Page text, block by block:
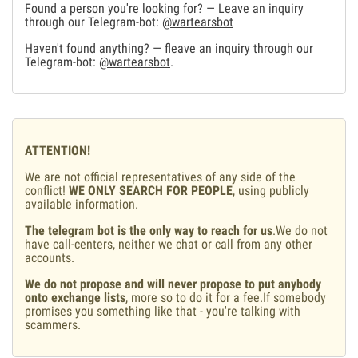
Found a person you're looking for? — Leave an inquiry
through our Telegram-bot: @wartearsbot
Haven't found anything? — fleave an inquiry through our
Telegram-bot: @wartearsbot.
ATTENTION!
We are not official representatives of any side of the
conflict! WE ONLY SEARCH FOR PEOPLE, using publicly
available information.
The telegram bot is the only way to reach for us.We do not
have call-centers, neither we chat or call from any other
accounts.
We do not propose and will never propose to put anybody
onto exchange lists, more so to do it for a fee.If somebody
promises you something like that - you're talking with
scammers.